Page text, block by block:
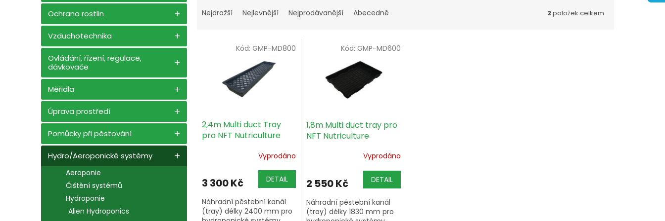
l
Ochrana rostlin
Vzduchotechnika
Ovládání, řízení, regulace,
dávkovače
Měřidla
Úprava prostředí
Pomůcky při pěstování
Hydro/Aeroponické systémy
Aeroponie
Čištění systémů
Hydroponie
Alien Hydroponics
aNejdražší Nejlevnější Nejprodávanější Abecedně 2položek celkem
o
d2,4m Multi duct Tray
pro NFT Nutriculture
Vyprodáno
3 300 Kč DETAIL
Náhradní pěstební kanál
(tray) délky 2400 mm pro
Kód: GMP-MD800
1,8m Multi duct tray pro
NFT Nutriculture
Vyprodáno
2 550 Kč DETAIL
Náhradní pěstební kanál
(tray) délky 1830 mm pro
Kód: GMP-MD600